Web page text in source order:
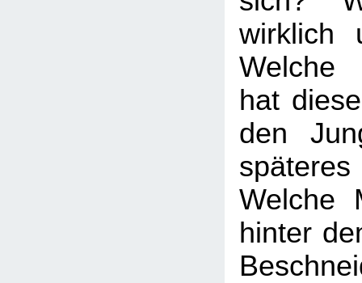
wirklich
Welche
hat
den
Welche
hinter